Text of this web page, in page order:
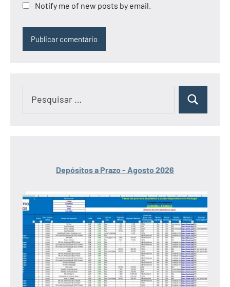
Notify me of new posts by email.
Pesquisar
Depósitos a Prazo - Agosto 2026